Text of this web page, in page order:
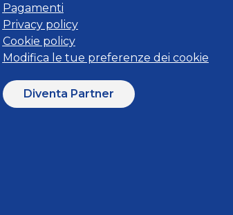
Pagamenti
Privacy policy
Cookie policy
Modifica le tue preferenze dei cookie
Diventa Partner